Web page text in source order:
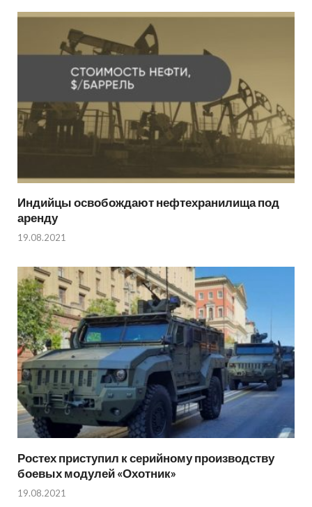
Индийцы освобождают нефтехранилища под
аренду
19.08.2021
Ростех приступил к серийному производству
боевых модулей «Охотник»
19.08.2021